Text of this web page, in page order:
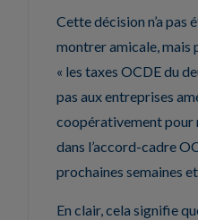
Cette décision n’a pas
montrer amicale, mais
« les taxes OCDE du
pas aux entreprises
coopérativement
dans l’accord-cadre
prochaines semaines
En clair, cela signifie